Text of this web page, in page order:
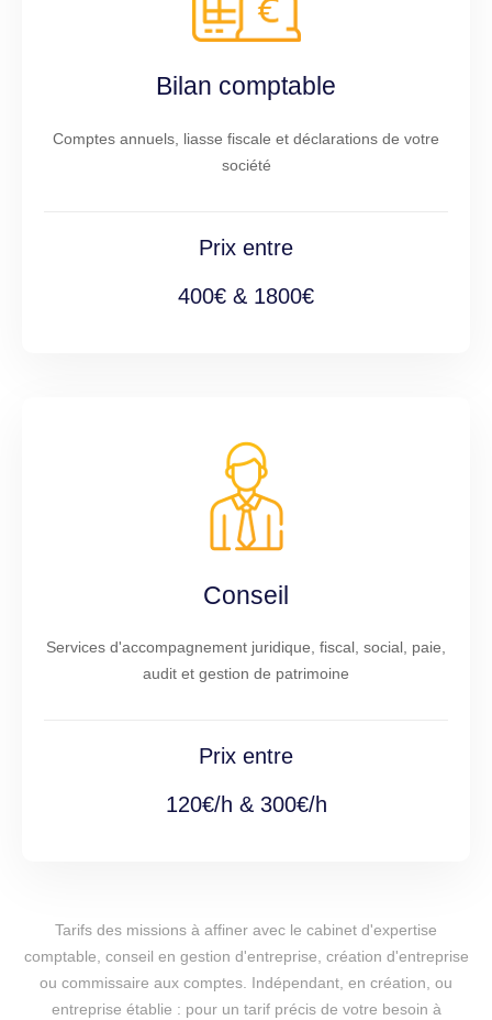
Bilan comptable
Comptes annuels, liasse fiscale et déclarations de votre
société
Prix entre
400€ & 1800€
Conseil
Services d'accompagnement juridique, fiscal, social, paie,
audit et gestion de patrimoine
Prix entre
120€/h & 300€/h
Tarifs des missions à affiner avec le cabinet d'expertise
comptable, conseil en gestion d'entreprise, création d'entreprise
ou commissaire aux comptes. Indépendant, en création, ou
entreprise établie : pour un tarif précis de votre besoin à